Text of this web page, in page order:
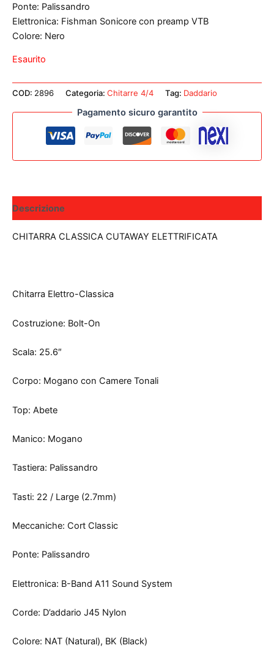
Ponte: Palissandro
Elettronica: Fishman Sonicore con preamp VTB
Colore: Nero
Esaurito
COD: 2896 Categoria: Chitarre 4/4 Tag: Daddario
Pagamento sicuro garantito
Descrizione
CHITARRA CLASSICA CUTAWAY ELETTRIFICATA
Chitarra Elettro-Classica
Costruzione: Bolt-On
Scala: 25.6″
Corpo: Mogano con Camere Tonali
Top: Abete
Manico: Mogano
Tastiera: Palissandro
Tasti: 22 / Large (2.7mm)
Meccaniche: Cort Classic
Ponte: Palissandro
Elettronica: B-Band A11 Sound System
Corde: D’addario J45 Nylon
Colore: NAT (Natural), BK (Black)